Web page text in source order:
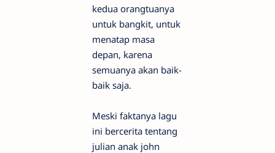
kedua orangtuanya
untuk bangkit, untuk
menatap masa
depan, karena
semuanya akan baik-
baik saja.
Meski faktanya lagu
ini bercerita tentang
julian anak john